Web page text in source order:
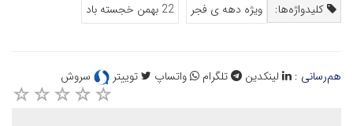
کلیدواژه‌ها: ویژه دهه ی فجر 22 بهمن خجسته باد
هم‌رسانی : لینکدین تلگرام واتساپ توییتر سروش